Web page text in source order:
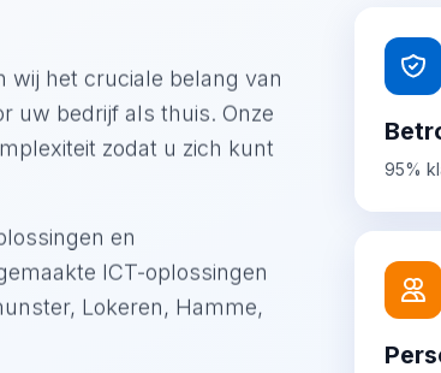
wij het cruciale belang van
uw bedrijf als thuis. Onze
zodat u zich kunt
en
ICT-oplossingen
Lokeren, Hamme,
95%